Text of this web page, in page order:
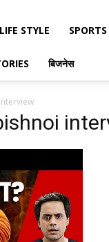
LIFE STYLE SPORTS
बिजनेस